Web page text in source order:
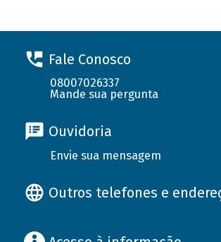
Fale Conosco
08007026337
Mande sua pergunta
Ouvidoria
Envie sua mensagem
Outros telefones e